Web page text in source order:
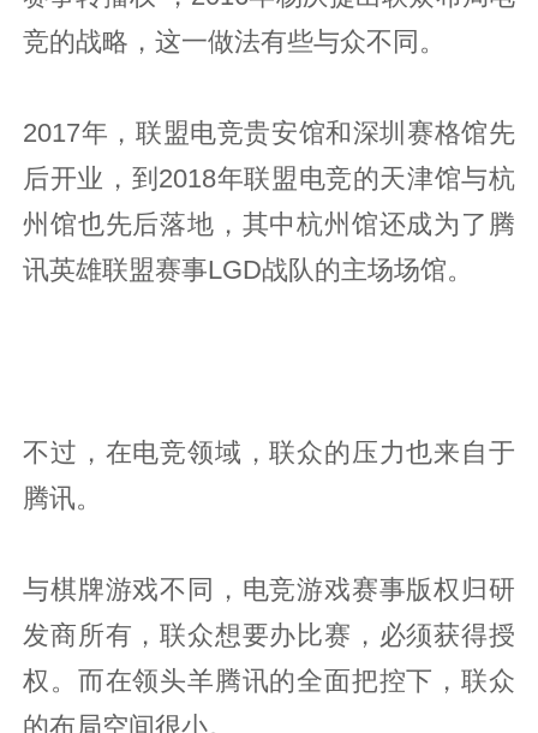
竞的战略，这一做法有些与众不同。
2017年，联盟电竞贵安馆和深圳赛格馆先
后开业，到2018年联盟电竞的天津馆与杭
州馆也先后落地，其中杭州馆还成为了腾
讯英雄联盟赛事LGD战队的主场场馆。
不过，在电竞领域，联众的压力也来自于
腾讯。
与棋牌游戏不同，电竞游戏赛事版权归研
发商所有，联众想要办比赛，必须获得授
权。而在领头羊腾讯的全面把控下，联众
的布局空间很小。